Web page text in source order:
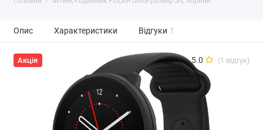
Опис Характеристики Відгуки 1
Акція 5.0 (1 відгук)